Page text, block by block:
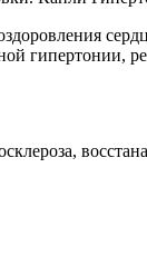
гипертонии,